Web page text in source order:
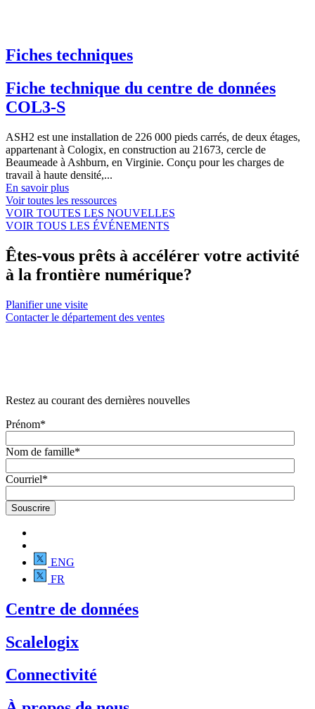
Fiches techniques
Fiche technique du centre de données
COL3-S
ASH2 est une installation de 226 000 pieds carrés, de deux étages,
appartenant à Cologix, en construction au 21673, cercle de
Beaumeade à Ashburn, en Virginie. Conçu pour les charges de
travail à haute densité,...
En savoir plus
Voir toutes les ressources
VOIR TOUTES LES NOUVELLES
VOIR TOUS LES ÉVÉNEMENTS
Êtes-vous prêts à accélérer votre activité
à la frontière numérique?
Planifier une visite
Contacter le département des ventes
Restez au courant des dernières nouvelles
Prénom*
Nom de famille*
Courriel*
ENG
FR
Centre de données
Scalelogix
Connectivité